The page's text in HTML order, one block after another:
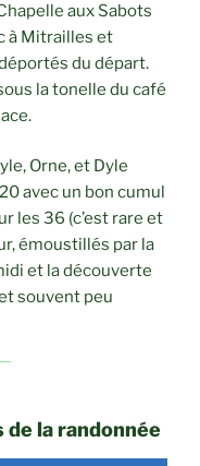
aux Sabots
à Mitrailles et
du départ.
la tonelle du café
Orne, et Dyle
avec un bon cumul
les 36 (c’est rare et
émoustillés par la
et la découverte
souvent peu
de la randonnée